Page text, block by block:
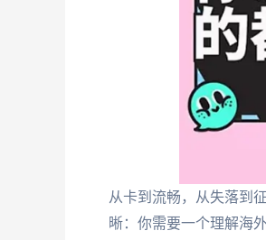
从卡到流畅，从失落到
晰：你需要一个理解海